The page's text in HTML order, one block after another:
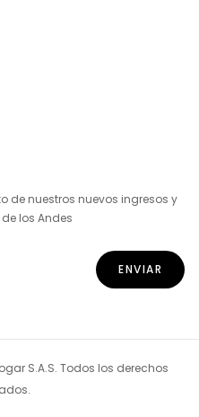
de nuestros nuevos ingresos y
los Andes
S.A.S. Todos los derechos